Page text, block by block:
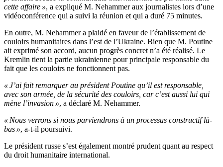
cette affaire », a expliqué M. Nehammer aux journalistes lors d’une
vidéoconférence qui a suivi la réunion et qui a duré 75 minutes.
En outre, M. Nehammer a plaidé en faveur de l’établissement de
couloirs humanitaires dans l’est de l’Ukraine. Bien que M. Poutine
ait exprimé son accord, aucun progrès concret n’a été réalisé. Le
Kremlin tient la partie ukrainienne pour principale responsable du
fait que les couloirs ne fonctionnent pas.
« J’ai fait remarquer au président Poutine qu’il est responsable,
avec son armée, de la sécurité des couloirs, car c’est aussi lui qui
mène l’invasion », a déclaré M. Nehammer.
« Nous verrons si nous parviendrons à un processus constructif là-
bas », a-t-il poursuivi.
Le président russe s’est également montré prudent quant au respect
du droit humanitaire international.